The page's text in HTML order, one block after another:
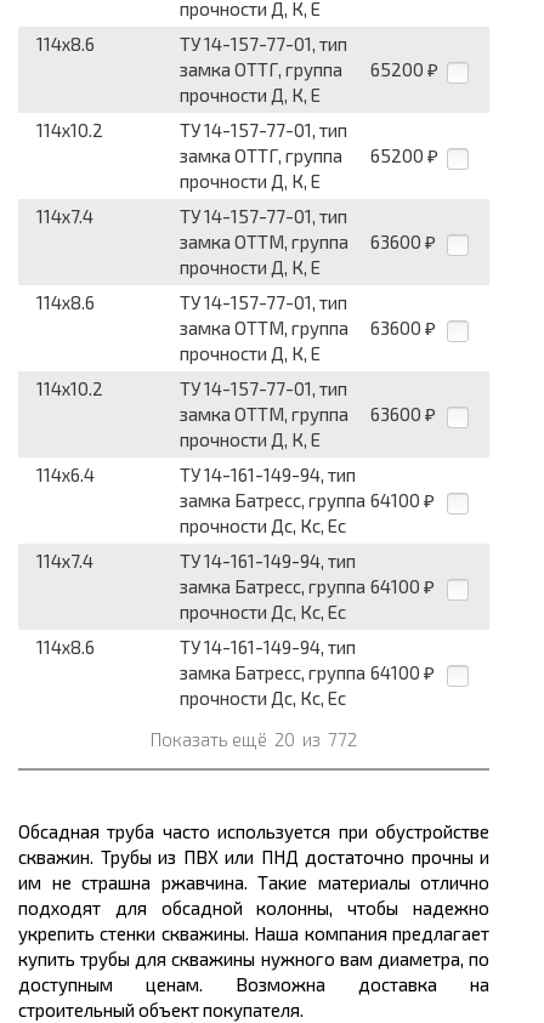
прочности Д, К, Е
114x8.6
ТУ 14-157-77-01, тип
замка ОТТГ, группа
прочности Д, К, Е
65200 ₽
114x10.2
ТУ 14-157-77-01, тип
замка ОТТГ, группа
прочности Д, К, Е
65200 ₽
114x7.4
ТУ 14-157-77-01, тип
замка ОТТМ, группа
прочности Д, К, Е
63600 ₽
114x8.6
ТУ 14-157-77-01, тип
замка ОТТМ, группа
прочности Д, К, Е
63600 ₽
114x10.2
ТУ 14-157-77-01, тип
замка ОТТМ, группа
прочности Д, К, Е
63600 ₽
114x6.4
ТУ 14-161-149-94, тип
замка Батресс, группа
прочности Дс, Кс, Ес
64100 ₽
114x7.4
ТУ 14-161-149-94, тип
замка Батресс, группа
прочности Дс, Кс, Ес
64100 ₽
114x8.6
ТУ 14-161-149-94, тип
замка Батресс, группа
прочности Дс, Кс, Ес
64100 ₽
Показать ещё 20 из 772
Обсадная труба часто используется при обустройстве
скважин. Трубы из ПВХ или ПНД достаточно прочны и
им не страшна ржавчина. Такие материалы отлично
подходят для обсадной колонны, чтобы надежно
укрепить стенки скважины. Наша компания предлагает
купить трубы для скважины нужного вам диаметра, по
доступным ценам. Возможна доставка на
строительный объект покупателя.